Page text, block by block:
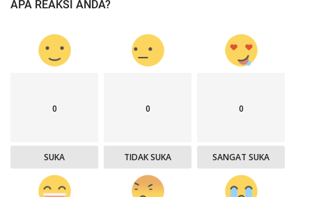
APA REAKSI ANDA?
0
SUKA
0
TIDAK SUKA
0
SANGAT SUKA